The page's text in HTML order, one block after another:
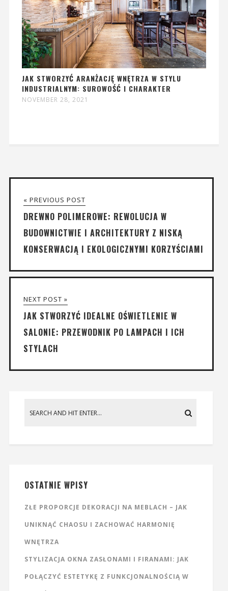
JAK STWORZYĆ ARANŻACJĘ WNĘTRZA W STYLU
INDUSTRIALNYM: SUROWOŚĆ I CHARAKTER
NOVEMBER 28, 2021
« PREVIOUS POST
DREWNO POLIMEROWE: REWOLUCJA W
BUDOWNICTWIE I ARCHITEKTURY Z NISKĄ
KONSERWACJĄ I EKOLOGICZNYMI KORZYŚCIAMI
NEXT POST »
JAK STWORZYĆ IDEALNE OŚWIETLENIE W
SALONIE: PRZEWODNIK PO LAMPACH I ICH
STYLACH
OSTATNIE WPISY
ZŁE PROPORCJE DEKORACJI NA MEBLACH – JAK
UNIKNĄĆ CHAOSU I ZACHOWAĆ HARMONIĘ
WNĘTRZA
STYLIZACJA OKNA ZASŁONAMI I FIRANAMI: JAK
POŁĄCZYĆ ESTETYKĘ Z FUNKCJONALNOŚCIĄ W